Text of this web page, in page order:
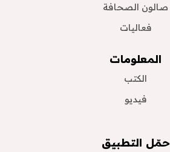
صالون الصحافة
فعاليات
المعلومات
الكتب
فيديو
حمّل التطبيق